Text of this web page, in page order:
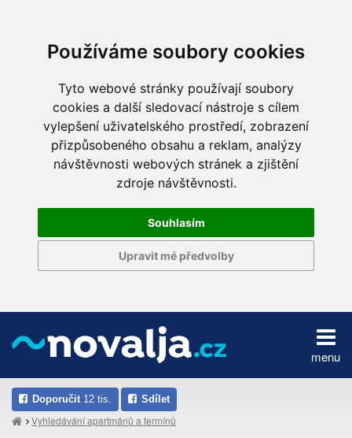
Používáme soubory cookies
Tyto webové stránky používají soubory
cookies a další sledovací nástroje s cílem
vylepšení uživatelského prostředí, zobrazení
přizpůsobeného obsahu a reklam, analýzy
návštěvnosti webových stránek a zjištění
zdroje návštěvnosti.
Souhlasím
Upravit mé předvolby
menu
Doporučit 12 tis. Sdílet
Vyhledávání apartmánů a termínů